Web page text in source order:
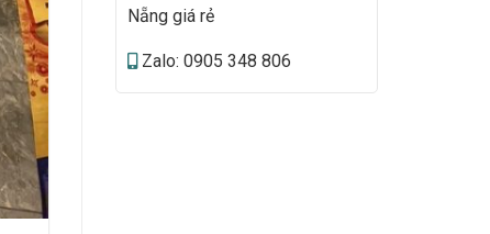
Nẵng giá rẻ
Zalo: 0905 348 806